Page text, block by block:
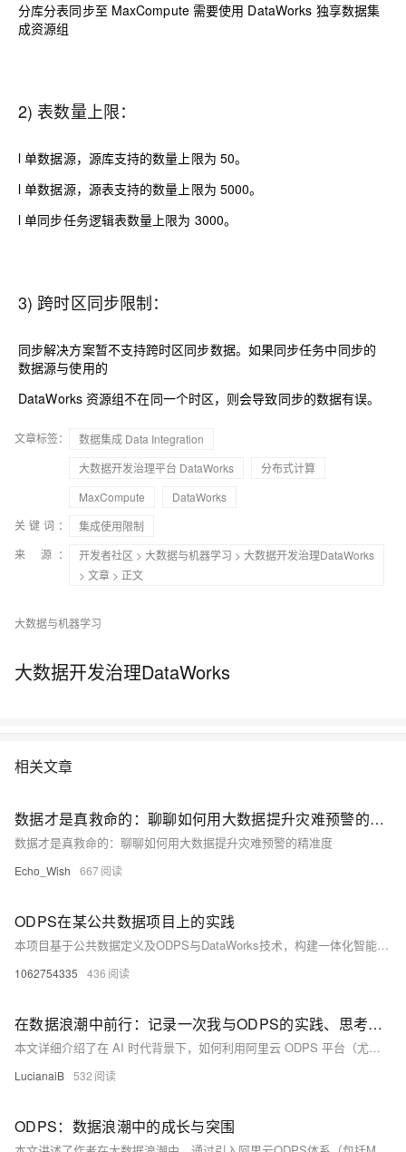
分库分表同步至 MaxCompute 需要使用 DataWorks 独享数据集
成资源组
2) 表数量上限：
l单数据源，源库支持的数量上限为 50。
l单数据源，源表支持的数量上限为 5000。
l单同步任务逻辑表数量上限为 3000。
3) 跨时区同步限制：
同步解决方案暂不支持跨时区同步数据。如果同步任务中同步的
数据源与使用的
DataWorks 资源组不在同一个时区，则会导致同步的数据有误。
文章标签：
数据集成 Data Integration
大数据开发治理平台 DataWorks
分布式计算
MaxCompute
DataWorks
关键词：
集成使用限制
来 源：
开发者社区 > 大数据与机器学习 > 大数据开发治理DataWorks
> 文章 > 正文
大数据与机器学习
大数据开发治理DataWorks
相关文章
数据才是真救命的：聊聊如何用大数据提升灾难预警的精准度
数据才是真救命的：聊聊如何用大数据提升灾难预警的精准度
Echo_Wish 667
ODPS在某公共数据项目上的实践
本项目基于公共数据定义及ODPS与DataWorks技术，构建一体化智能化数据平台，涵盖数据目录、归集、治理、共享与开放六大目标。通过十大子系统实现全流程管理，强化数据安全与流通，提升业务效率与决策能力，助力数字化改革。
1062754335 436
在数据浪潮中前行：记录一次我与ODPS的实践、思考与展望
本文详细介绍了在 AI 时代背景下，如何利用阿里云 ODPS 平台（尤其是 MaxCompute）进行分布式多模态数据处理的实践过程。内容涵盖技术架构解析、完整操作流程、实际部署步骤以及未来发展方向，同时结合 CSDN 博文深入探讨了多模态数据处理的技术挑战与创新路径，为企业提供高效、低成本的大规模数据处理方案。
LucianaiB 532
ODPS：数据浪潮中的成长与突围